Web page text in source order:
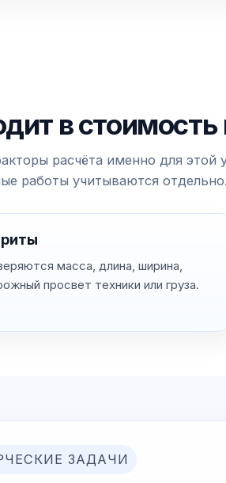
в
расчёта именно для этой
работы учитываются отдельно.
масса, длина, ширина,
просвет техники или груза.
ЗАДАЧИ